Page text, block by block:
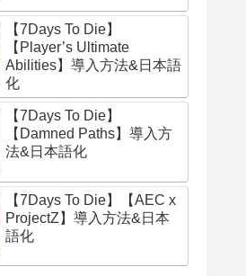
【7Days To Die】
【Player’s Ultimate
Abilities】導入方法&日本語
化
【7Days To Die】
【Damned Paths】導入方
法&日本語化
【7Days To Die】【AEC x
ProjectZ】導入方法&日本
語化